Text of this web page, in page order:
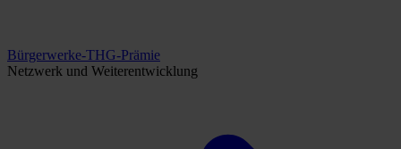
Bürgerwerke-THG-Prämie
Netzwerk und Weiterentwicklung